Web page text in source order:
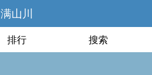
满山川
排行 搜索